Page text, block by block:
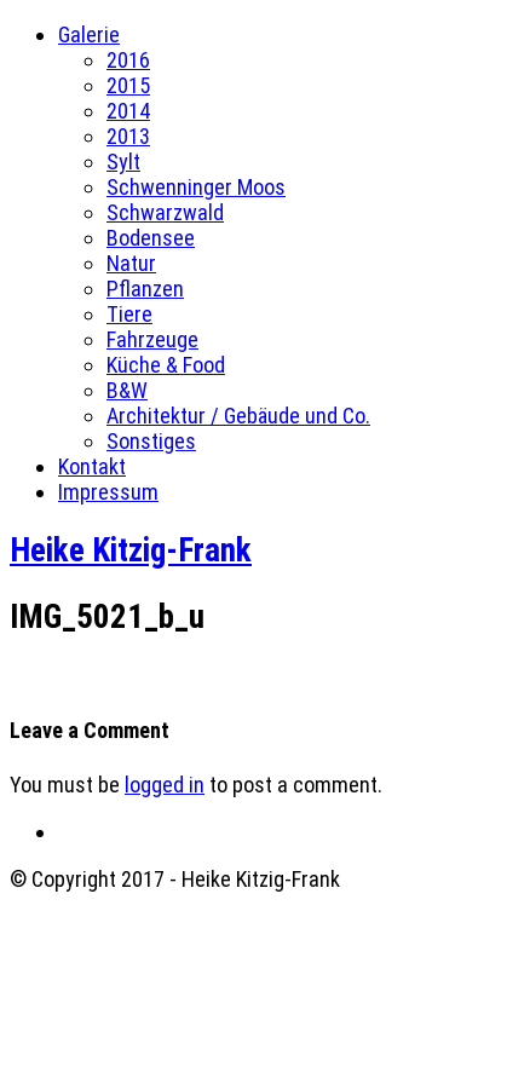
Galerie
2016
2015
2014
2013
Sylt
Schwenninger Moos
Schwarzwald
Bodensee
Natur
Pflanzen
Tiere
Fahrzeuge
Küche & Food
B&W
Architektur / Gebäude und Co.
Sonstiges
Kontakt
Impressum
Heike Kitzig-Frank
IMG_5021_b_u
Leave a Comment
You must be logged in to post a comment.
© Copyright 2017 - Heike Kitzig-Frank